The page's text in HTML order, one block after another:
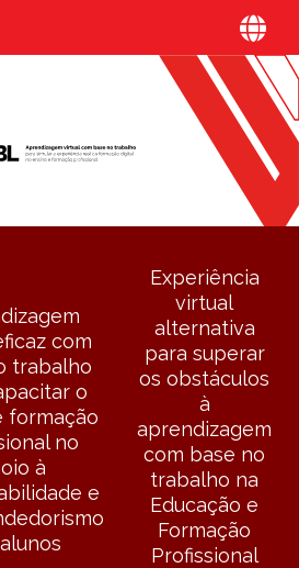
com
trabalho
o
formação
no
à
e
Experiência
virtual
alternativa
para superar
os obstáculos
à
aprendizagem
com base no
trabalho na
Educação e
Formação
Profissional